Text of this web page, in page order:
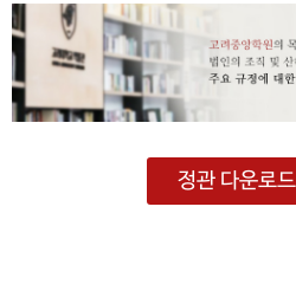
정관 다운로드